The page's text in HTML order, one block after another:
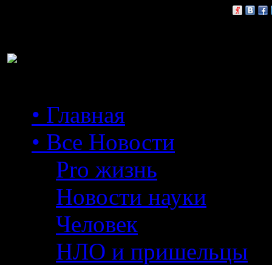
• Главная
• Все Новости
Pro жизнь
Новости науки
Человек
НЛО и пришельцы